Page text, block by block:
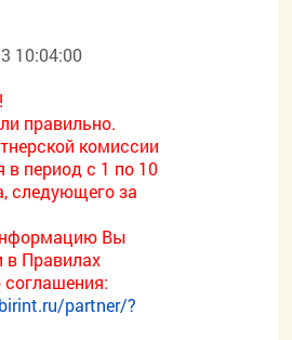
10:04:00
правильно.
комиссии
в период с 1 по 10
следующего за
Вы
в Правилах
соглашения:
partner/?